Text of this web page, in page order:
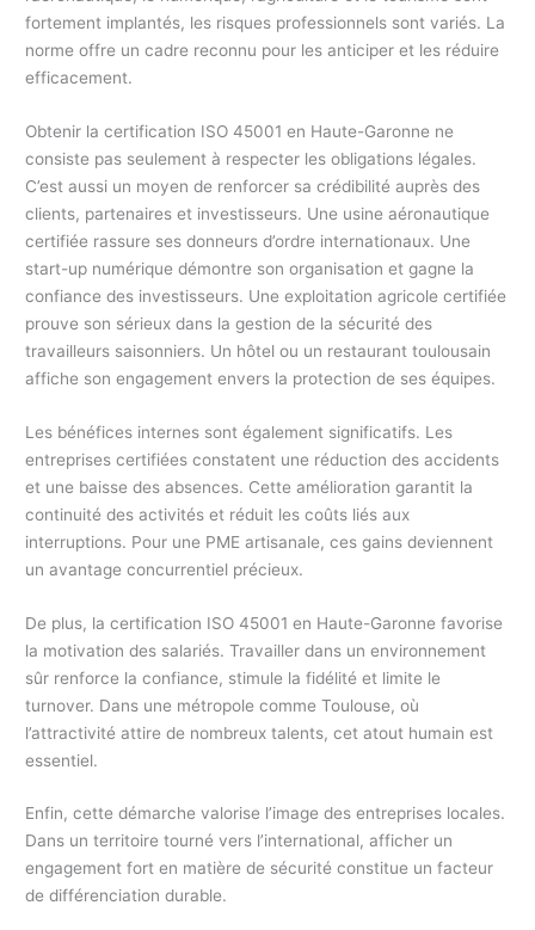
fortement implantés, les risques professionnels sont variés. La
norme offre un cadre reconnu pour les anticiper et les réduire
efficacement.
Obtenir la certification ISO 45001 en Haute-Garonne ne
consiste pas seulement à respecter les obligations légales.
C’est aussi un moyen de renforcer sa crédibilité auprès des
clients, partenaires et investisseurs. Une usine aéronautique
certifiée rassure ses donneurs d’ordre internationaux. Une
start-up numérique démontre son organisation et gagne la
confiance des investisseurs. Une exploitation agricole certifiée
prouve son sérieux dans la gestion de la sécurité des
travailleurs saisonniers. Un hôtel ou un restaurant toulousain
affiche son engagement envers la protection de ses équipes.
Les bénéfices internes sont également significatifs. Les
entreprises certifiées constatent une réduction des accidents
et une baisse des absences. Cette amélioration garantit la
continuité des activités et réduit les coûts liés aux
interruptions. Pour une PME artisanale, ces gains deviennent
un avantage concurrentiel précieux.
De plus, la certification ISO 45001 en Haute-Garonne favorise
la motivation des salariés. Travailler dans un environnement
sûr renforce la confiance, stimule la fidélité et limite le
turnover. Dans une métropole comme Toulouse, où
l’attractivité attire de nombreux talents, cet atout humain est
essentiel.
Enfin, cette démarche valorise l’image des entreprises locales.
Dans un territoire tourné vers l’international, afficher un
engagement fort en matière de sécurité constitue un facteur
de différenciation durable.